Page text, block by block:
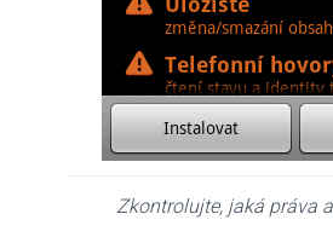
Zkontrolujte, jaká práva